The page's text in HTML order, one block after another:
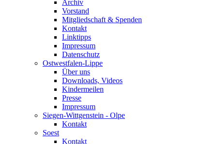
Archiv
Vorstand
Mitgliedschaft & Spenden
Kontakt
Linktipps
Impressum
Datenschutz
Ostwestfalen-Lippe
Über uns
Downloads, Videos
Kindermeilen
Presse
Impressum
Siegen-Wittgenstein - Olpe
Kontakt
Soest
Kontakt